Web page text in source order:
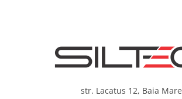
str. Lacatus 12, Baia Mare